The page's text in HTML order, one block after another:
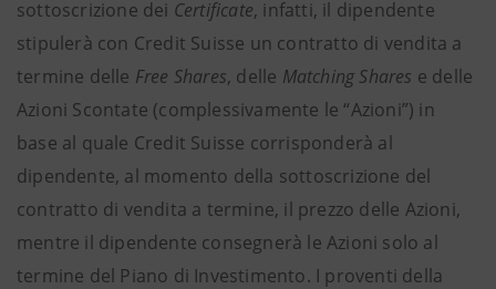
sottoscrizione dei Certificate, infatti, il dipendente
stipulerà con Credit Suisse un contratto di vendita a
termine delle Free Shares, delle Matching Shares e delle
Azioni Scontate (complessivamente le “Azioni”) in
base al quale Credit Suisse corrisponderà al
dipendente, al momento della sottoscrizione del
contratto di vendita a termine, il prezzo delle Azioni,
mentre il dipendente consegnerà le Azioni solo al
termine del Piano di Investimento. I proventi della